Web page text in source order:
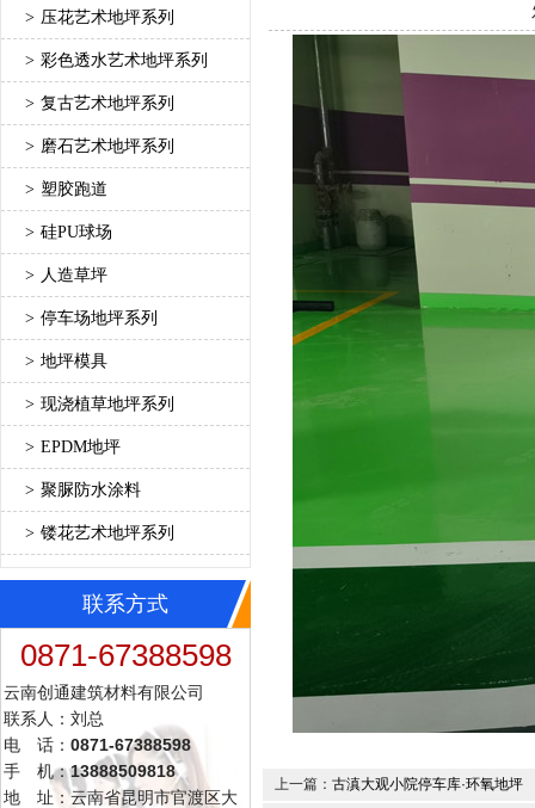
> 压花艺术地坪系列
> 彩色透水艺术地坪系列
> 复古艺术地坪系列
> 磨石艺术地坪系列
> 塑胶跑道
> 硅PU球场
> 人造草坪
> 停车场地坪系列
> 地坪模具
> 现浇植草地坪系列
> EPDM地坪
> 聚脲防水涂料
> 镂花艺术地坪系列
联系方式
0871-67388598
云南创通建筑材料有限公司
联系人：刘总
电 话： 0871-67388598
手 机：13888509818
地 址：云南省昆明市官渡区大
上一篇： 古滇大观小院停车库·环氧地坪